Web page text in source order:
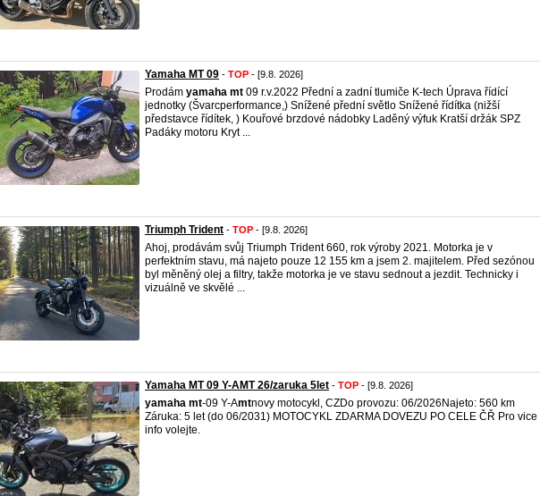
Yamaha MT 09 - TOP - [9.8. 2026]
Prodám yamaha mt 09 r.v.2022 Přední a zadní tlumiče K-tech Úprava řídící
jednotky (Švarcperformance,) Snížené přední světlo Snížené řídítka (nižší
představce řídítek, ) Kouřové brzdové nádobky Laděný výfuk Kratší držák SPZ
Padáky motoru Kryt ...
Triumph Trident - TOP - [9.8. 2026]
Ahoj, prodávám svůj Triumph Trident 660, rok výroby 2021. Motorka je v
perfektním stavu, má najeto pouze 12 155 km a jsem 2. majitelem. Před sezónou
byl měněný olej a filtry, takže motorka je ve stavu sednout a jezdit. Technicky i
vizuálně ve skvělé ...
Yamaha MT 09 Y-AMT 26/zaruka 5let - TOP - [9.8. 2026]
yamaha mt-09 Y-Amt​novy motocykl, CZ ​Do provozu: 06/2026 ​Najeto: 560 km ​
Záruka: 5 let (do 06/2031) MOTOCYKL ZDARMA DOVEZU PO CELE ČŘ Pro vice
info volejte.